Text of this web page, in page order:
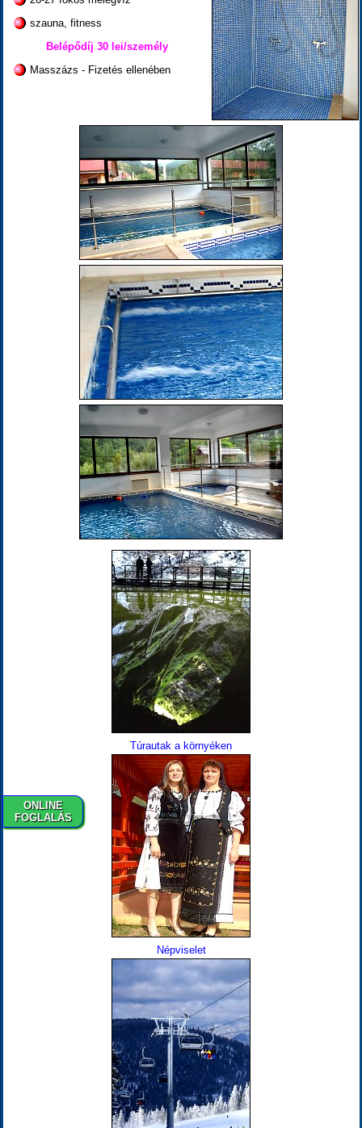
ONLINE
FOGLALÁS
szauna, fitness
Belépődíj 30 lei/személy
Masszázs - Fizetés ellenében
Túrautak a környéken
Népviselet